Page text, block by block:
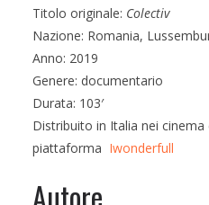
Titolo originale: Colectiv
Nazione: Romania,
Anno: 2019
Genere: documentario
Durata: 103′
Distribuito in Italia nei
piattaforma Iwonderfull
Autore